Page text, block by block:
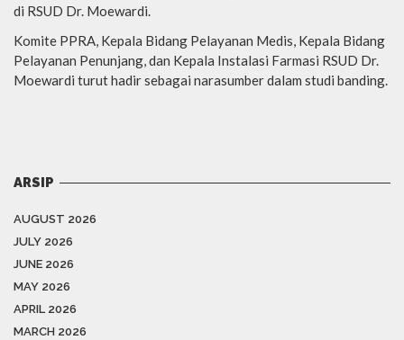
di RSUD Dr. Moewardi.
Komite PPRA, Kepala Bidang Pelayanan Medis, Kepala Bidang
Pelayanan Penunjang, dan Kepala Instalasi Farmasi RSUD Dr.
Moewardi turut hadir sebagai narasumber dalam studi banding.
ARSIP
AUGUST 2026
JULY 2026
JUNE 2026
MAY 2026
APRIL 2026
MARCH 2026